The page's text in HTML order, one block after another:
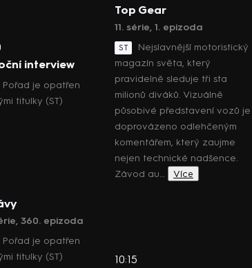
interview
Pořad je opatřen
titulky (ST)
360. epizoda
Pořad je opatřen
titulky (ST)
Top Gear
11. série, 1. epizoda
ST
Nejslavnější motoristický
magazín světa, který
pravidelně sleduje tři sta
milionů diváků. Vizuálně
působivé představení vozů je
doprovázeno odlehčeným
komentářem, který zaujme
nejen technické nadšence.
Závod au…
Více
10:15